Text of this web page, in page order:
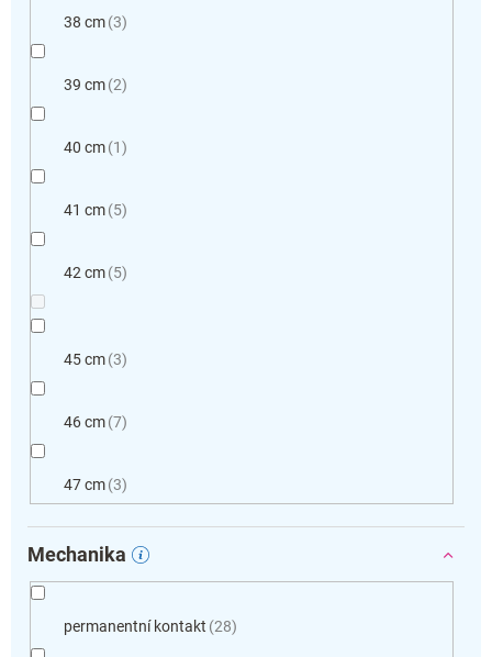
38 cm 3
39 cm 2
40 cm 1
41 cm 5
42 cm 5
45 cm 3
46 cm 7
47 cm 3
Mechanika
permanentní kontakt 28